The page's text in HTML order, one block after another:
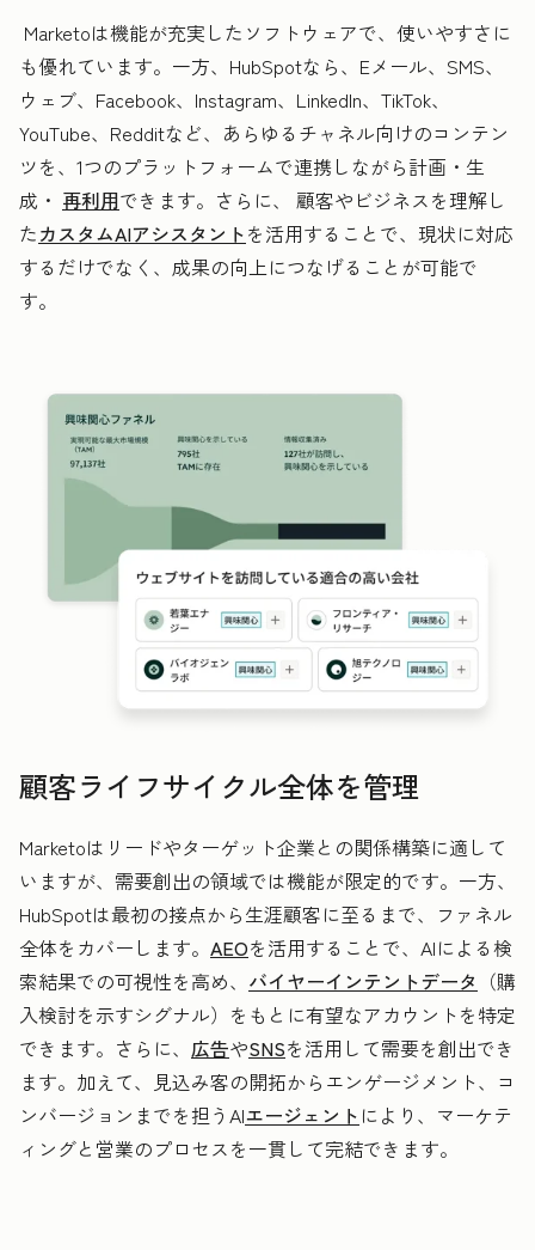
Marketoは機能が充実したソフトウェアで、使いやすさに
も優れています。一方、HubSpotなら、Eメール、SMS、
ウェブ、Facebook、Instagram、LinkedIn、TikTok、
YouTube、Redditなど、あらゆるチャネル向けのコンテン
ツを、1つのプラットフォームで連携しながら計画・生
成・ 再利用できます。さらに、 顧客やビジネスを理解し
たカスタムAIアシスタントを活用することで、現状に対応
するだけでなく、成果の向上につなげることが可能で
す。
顧客ライフサイクル全体を管理
Marketoはリードやターゲット企業との関係構築に適して
いますが、需要創出の領域では機能が限定的です。一方、
HubSpotは最初の接点から生涯顧客に至るまで、ファネル
全体をカバーします。 AEOを活用することで、AIによる検
索結果での可視性を高め、 バイヤーインテントデータ （購
入検討を示すシグナル）をもとに有望なアカウントを特定
できます。さらに、 広告やSNSを活用して需要を創出でき
ます。加えて、見込み客の開拓からエンゲージメント、コ
ンバージョンまでを担うAIエージェント により、マーケテ
ィングと営業のプロセスを一貫して完結できます。